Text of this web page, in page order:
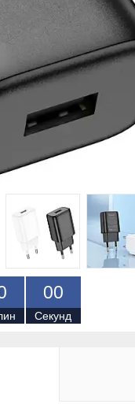
00
Секунд